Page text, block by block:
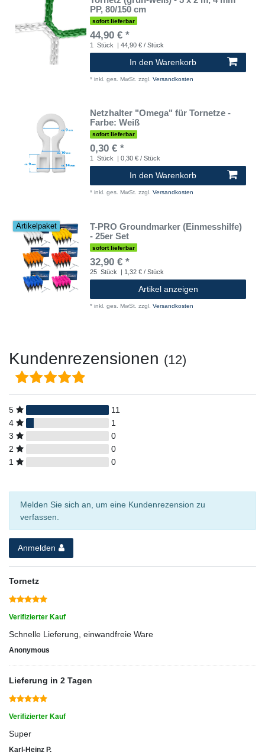
PP, 80/150 cm
sofort lieferbar
44,90 € *
1 Stück | 44,90 € / Stück
In den Warenkorb
* inkl. ges. MwSt. zzgl. Versandkosten
Netzhalter "Omega" für Tornetze -
Farbe: Weiß
sofort lieferbar
0,30 € *
1 Stück | 0,30 € / Stück
In den Warenkorb
* inkl. ges. MwSt. zzgl. Versandkosten
Artikelpaket
T-PRO Groundmarker (Einmesshilfe)
- 25er Set
sofort lieferbar
32,90 € *
25 Stück | 1,32 € / Stück
Artikel anzeigen
* inkl. ges. MwSt. zzgl. Versandkosten
Kundenrezensionen (12)
5
11
4
1
3
0
2
0
1
0
Melden Sie sich an, um eine Kundenrezension zu
verfassen.
Anmelden
Tornetz
Verifizierter Kauf
Schnelle Lieferung, einwandfreie Ware
Anonymous
Lieferung in 2 Tagen
Verifizierter Kauf
Super
Karl-Heinz P.